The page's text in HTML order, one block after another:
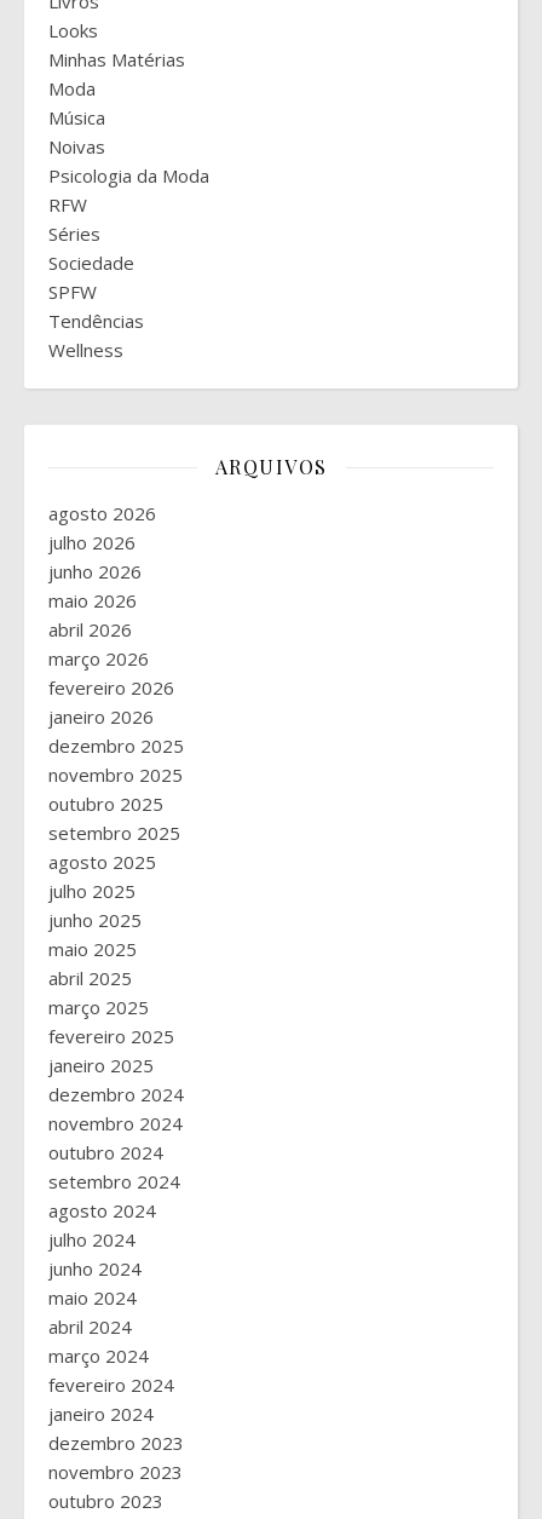
Looks
Minhas Matérias
Moda
Música
Noivas
Psicologia da Moda
RFW
Séries
Sociedade
SPFW
Tendências
Wellness
ARQUIVOS
agosto 2026
julho 2026
junho 2026
maio 2026
abril 2026
março 2026
fevereiro 2026
janeiro 2026
dezembro 2025
novembro 2025
outubro 2025
setembro 2025
agosto 2025
julho 2025
junho 2025
maio 2025
abril 2025
março 2025
fevereiro 2025
janeiro 2025
dezembro 2024
novembro 2024
outubro 2024
setembro 2024
agosto 2024
julho 2024
junho 2024
maio 2024
abril 2024
março 2024
fevereiro 2024
janeiro 2024
dezembro 2023
novembro 2023
outubro 2023